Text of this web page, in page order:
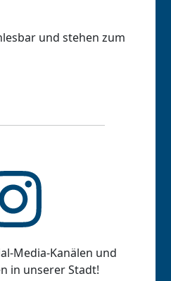
und stehen zum
Media-Kanälen und
in unserer Stadt!